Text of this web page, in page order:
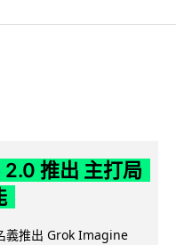
推出 主打局
義推出 Grok Imagine